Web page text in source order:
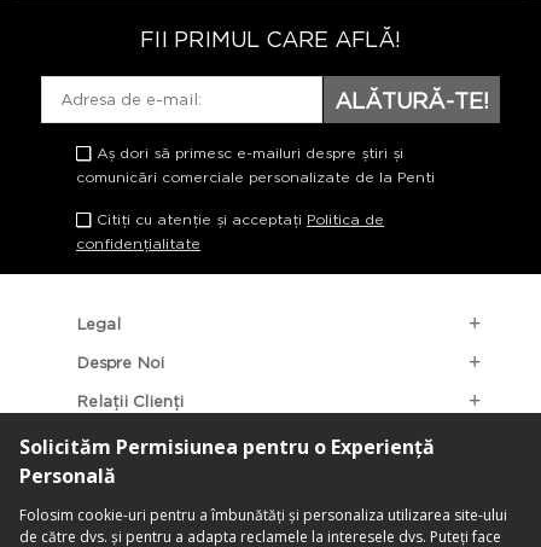
FII PRIMUL CARE AFLĂ!
ALĂTURĂ-TE!
Aș dori să primesc e-mailuri despre știri și
comunicări comerciale personalizate de la Penti
Citiți cu atenție și acceptați Politica de
confidențialitate
Legal
Despre Noi
Relații Clienți
Categorii Populare
Localizarea Magazinelor
contact@penti.com.ro